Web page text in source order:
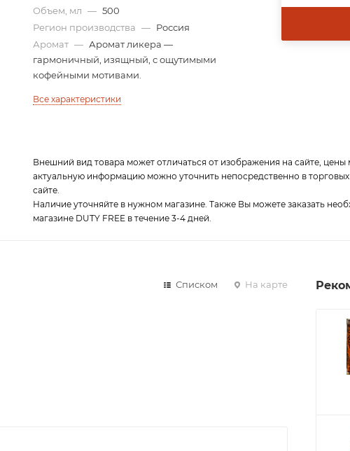
Объем, мл — 500
Регион производства — Россия
Аромат — Аромат ликера —
гармоничный, изящный, с ощутимыми
кофейными мотивами.
Все характеристики
Внешний вид товара может отличаться от изображения на сайте, цены
актуальную информацию можно уточнить непосредственно в
сайте.
Наличие уточняйте в нужном магазине. Также Вы можете заказать
магазине DUTY FREE в течение 3-4 дней.
Списком На карте